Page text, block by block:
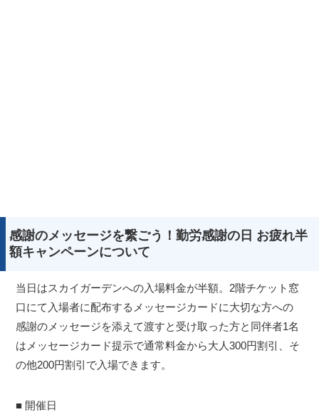
感謝のメッセージを繋ごう！勤労感謝の日 お疲れ半
額キャンペーンについて
当日はスカイガーデンへの入場料金が半額。2階チケット窓
口にて入場者に配布するメッセージカードに大切な方への
感謝のメッセージを添えて渡すと受け取った方と同伴者1名
はメッセージカード提示で通常料金から大人300円割引、そ
の他200円割引で入場できます。
■ 開催日